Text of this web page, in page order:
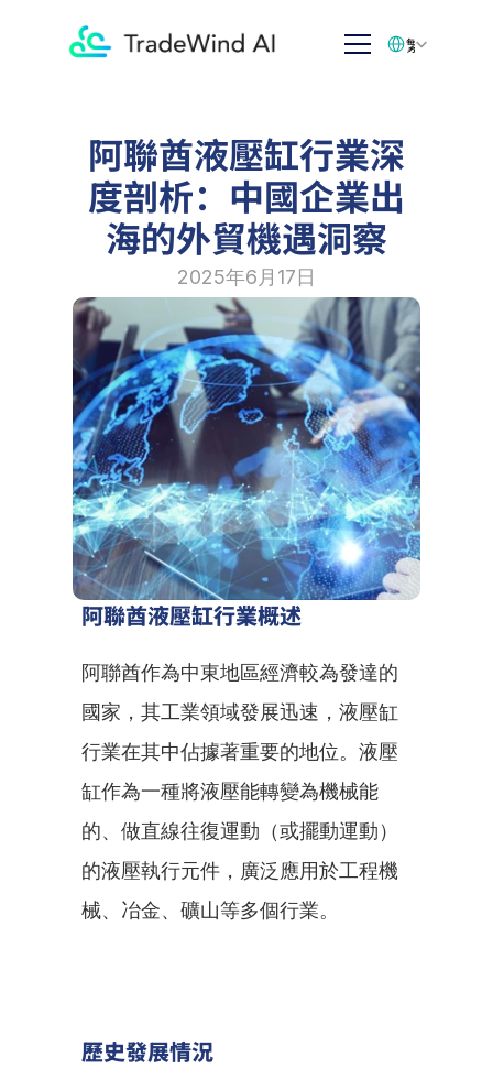
阿聯酋液壓缸行業深
度剖析：中國企業出
海的外貿機遇洞察
2025年6月17日
阿聯酋液壓缸行業概述
阿聯酋作為中東地區經濟較為發達的
國家，其工業領域發展迅速，液壓缸
行業在其中佔據著重要的地位。液壓
缸作為一種將液壓能轉變為機械能
的、做直線往復運動（或擺動運動）
的液壓執行元件，廣泛應用於工程機
械、冶金、礦山等多個行業。
歷史發展情況
繁体中文